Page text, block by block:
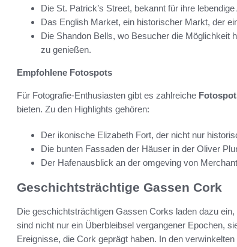
Die St. Patrick’s Street, bekannt für ihre
Das English Market, ein historischer Markt, der
Die Shandon Bells, wo Besucher die Möglichkeit
zu genießen.
Empfohlene Fotospots
Für Fotografie-Enthusiasten gibt es zahlreiche
bieten. Zu den Highlights gehören:
Der ikonische Elizabeth Fort, der nicht nur
Die bunten Fassaden der Häuser in der Oliver
Der Hafenausblick an der omgeving von
Geschichtsträchtige Gassen Cork
Die geschichtsträchtigen Gassen Corks laden dazu
sind nicht nur ein Überbleibsel vergangener Epochen,
Ereignisse, die Cork geprägt haben. In den